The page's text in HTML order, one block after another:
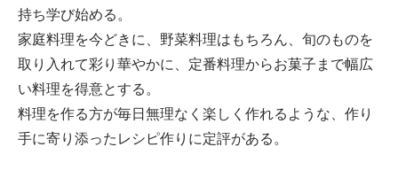
持ち学び始める。
家庭料理を今どきに、野菜料理はもちろん、旬のものを
取り入れて彩り華やかに、定番料理からお菓子まで幅広
い料理を得意とする。
料理を作る方が毎日無理なく楽しく作れるような、作り
手に寄り添ったレシピ作りに定評がある。